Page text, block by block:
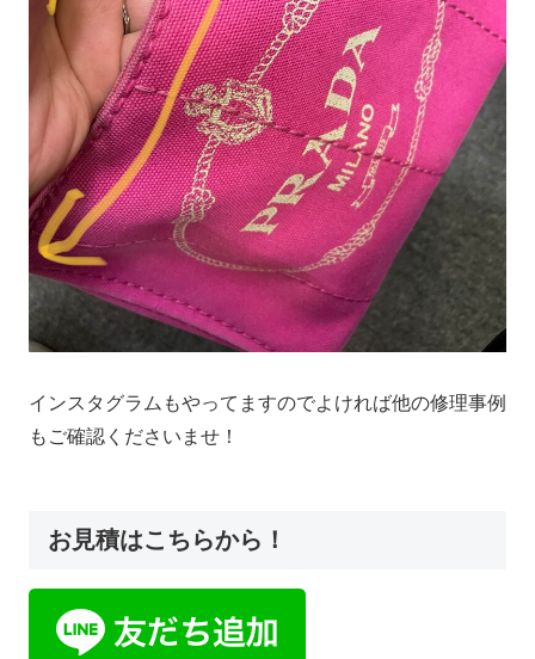
インスタグラムもやってますのでよければ他の修理事例
もご確認くださいませ！
お見積はこちらから！